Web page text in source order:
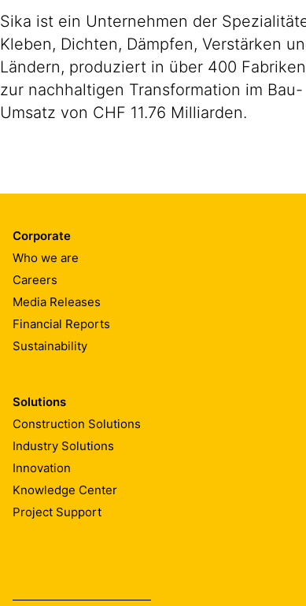
Sika ist ein Unternehmen der
Kleben, Dichten, Dämpfen, Verstärken
Ländern, produziert in über 400
zur nachhaltigen Transformation im
Umsatz von CHF 11.76 Milliarden.
Corporate
Who we are
Careers
Media Releases
Financial Reports
Sustainability
Solutions
Construction Solutions
Industry Solutions
Innovation
Knowledge Center
Project Support